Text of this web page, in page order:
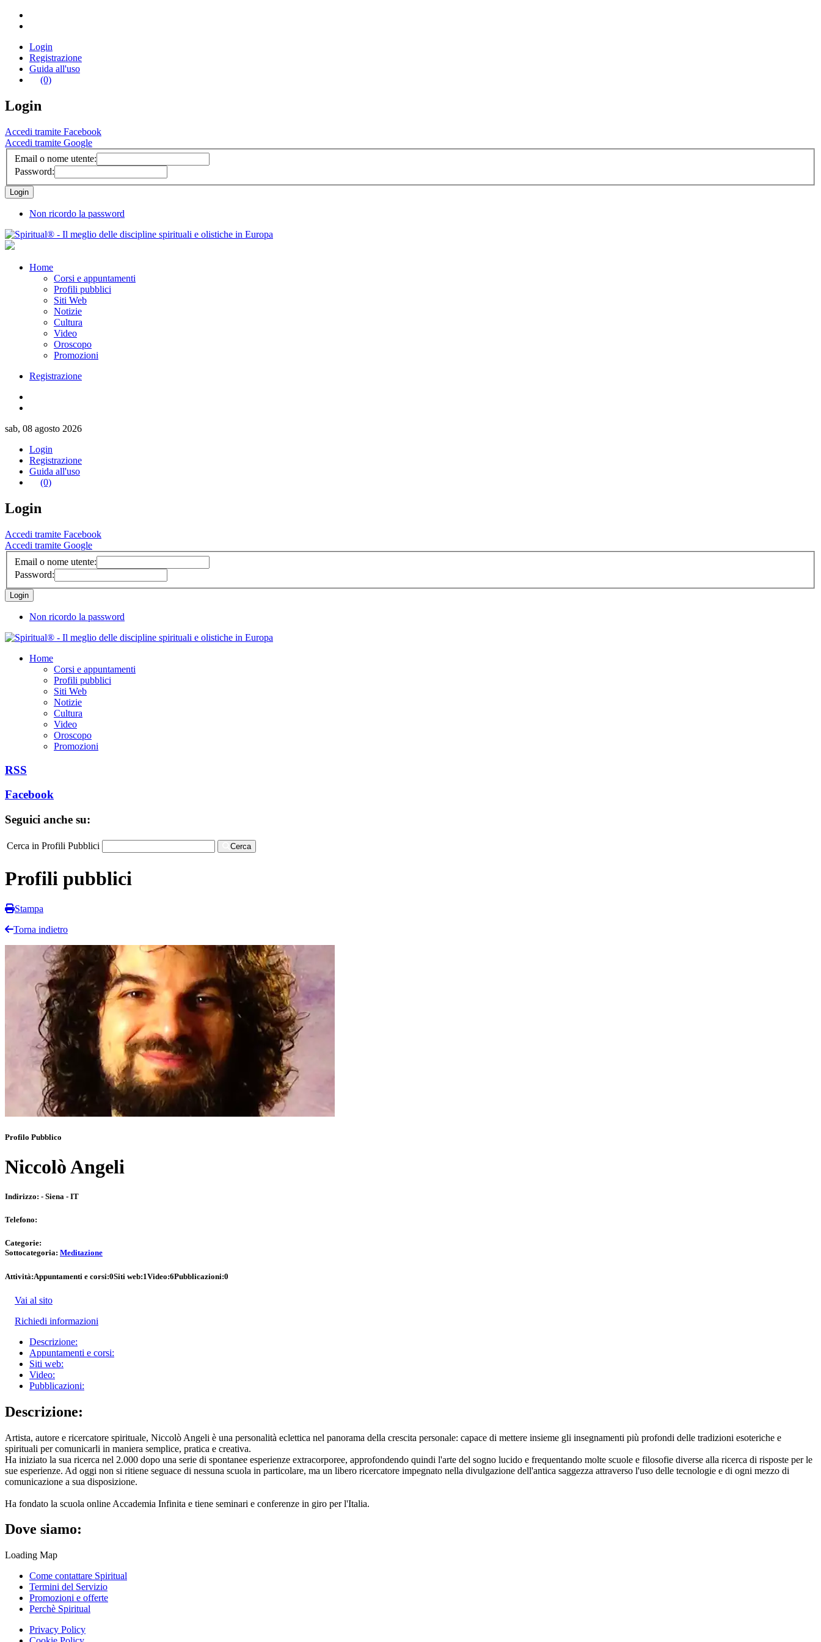
Login
Registrazione
Guida all'uso
(0)
Login
Accedi tramite Facebook
Accedi tramite Google
Email o nome utente:
Password:
Non ricordo la password
Home
Corsi e appuntamenti
Profili pubblici
Siti Web
Notizie
Cultura
Video
Oroscopo
Promozioni
Registrazione
sab, 08 agosto 2026
Login
Registrazione
Guida all'uso
(0)
Login
Accedi tramite Facebook
Accedi tramite Google
Email o nome utente:
Password:
Non ricordo la password
Home
Corsi e appuntamenti
Profili pubblici
Siti Web
Notizie
Cultura
Video
Oroscopo
Promozioni
RSS
Facebook
Seguici anche su:
Cerca in Profili Pubblici Cerca
Profili pubblici
Stampa
Torna indietro
Profilo Pubblico
Niccolò Angeli
Indirizzo: - Siena - IT
Telefono:
Categorie:
Sottocategoria: Meditazione
Attività:Appuntamenti e corsi:0Siti web:1Video:6Pubblicazioni:0
Vai al sito
Richiedi informazioni
Descrizione:
Appuntamenti e corsi:
Siti web:
Video:
Pubblicazioni:
Descrizione:
Artista, autore e ricercatore spirituale, Niccolò Angeli è una personalità eclettica nel panorama della crescita personale: capace di mettere insieme gli insegnamenti più profondi delle tradizioni esoteriche e
spirituali per comunicarli in maniera semplice, pratica e creativa.
Ha iniziato la sua ricerca nel 2.000 dopo una serie di spontanee esperienze extracorporee, approfondendo quindi l'arte del sogno lucido e frequentando molte scuole e filosofie diverse alla ricerca di risposte per le
sue esperienze. Ad oggi non si ritiene seguace di nessuna scuola in particolare, ma un libero ricercatore impegnato nella divulgazione dell'antica saggezza attraverso l'uso delle tecnologie e di ogni mezzo di
comunicazione a sua disposizione.
Ha fondato la scuola online Accademia Infinita e tiene seminari e conferenze in giro per l'Italia.
Dove siamo:
Loading Map
Come contattare Spiritual
Termini del Servizio
Promozioni e offerte
Perchè Spiritual
Privacy Policy